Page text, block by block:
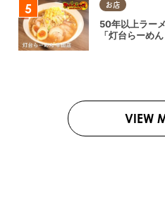
お店
50年以上ラー
「灯台らーめ
VIEW